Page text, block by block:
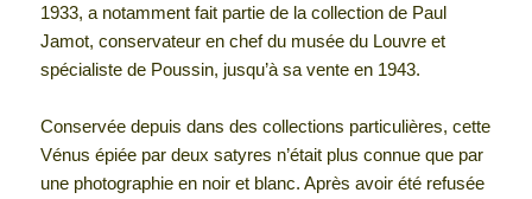
1933, a notamment fait partie de la collection de Paul
Jamot, conservateur en chef du musée du Louvre et
spécialiste de Poussin, jusqu’à sa vente en 1943.
Conservée depuis dans des collections particulières, cette
Vénus épiée par deux satyres n’était plus connue que par
une photographie en noir et blanc. Après avoir été refusée